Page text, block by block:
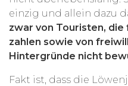
einzig und allein dazu
zwar von Touristen,
zahlen sowie von
Hintergründe nicht
Fakt ist, dass die